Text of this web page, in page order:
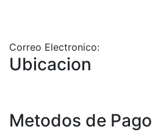
Correo Electronico:
Ubicacion
Metodos de Pago